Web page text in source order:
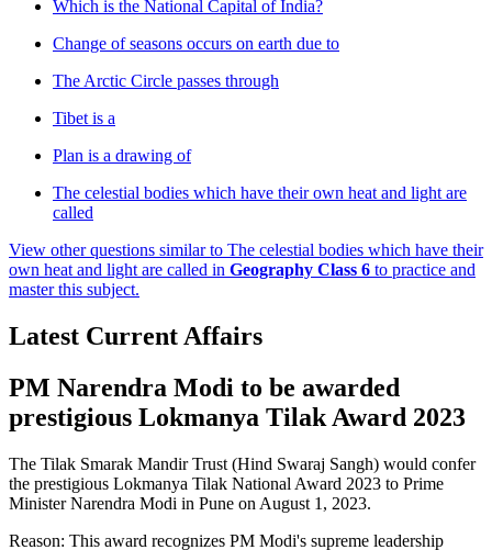
Which is the National Capital of India?
Change of seasons occurs on earth due to
The Arctic Circle passes through
Tibet is a
Plan is a drawing of
The celestial bodies which have their own heat and light are
called
View other questions similar to The celestial bodies which have their
own heat and light are called in Geography Class 6 to practice and
master this subject.
Latest Current Affairs
PM Narendra Modi to be awarded
prestigious Lokmanya Tilak Award 2023
The Tilak Smarak Mandir Trust (Hind Swaraj Sangh) would confer
the prestigious Lokmanya Tilak National Award 2023 to Prime
Minister Narendra Modi in Pune on August 1, 2023.
Reason: This award recognizes PM Modi's supreme leadership